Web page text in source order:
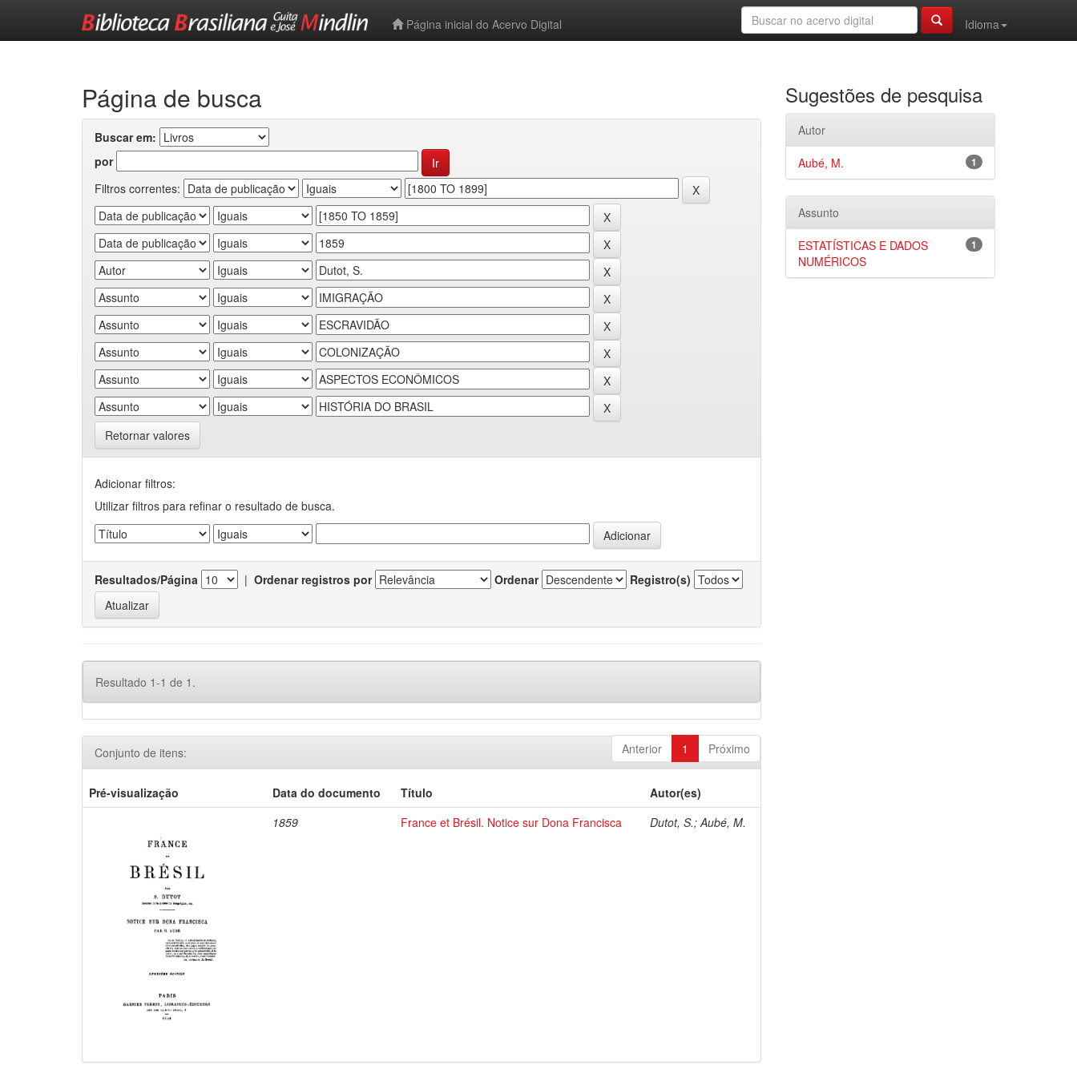
Página inicial do Acervo Digital
Idioma
Página de busca
Buscar em:
por
Filtros correntes:
Retornar valores
Adicionar filtros:
Utilizar filtros para refinar o resultado de busca.
Resultados/Página | Ordenar registros por Ordenar Registro(s)
Resultado 1-1 de 1.
Anterior 1 Próximo
Conjunto de itens:
Pré-visualização Data do documento Título
Autor(es)
1859
France et Brésil. Notice sur Dona Francisca Dutot, S.; Aubé, M.
Sugestões de pesquisa
Autor
1
Aubé, M.
Assunto
1
ESTATÍSTICAS E DADOS
NUMÉRICOS